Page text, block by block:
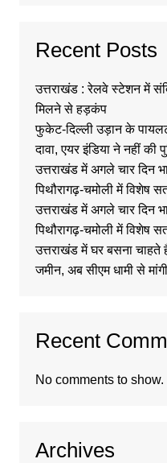
Recent Posts
उत्तराखंड : रेलवे स्टेशन में
मिलने से हड़कंप
फुकेट-दिल्ली उड़ान के
दावा, एयर इंडिया ने नहीं की
उत्तराखंड में अगले चार दिन
पिथौरागढ़-चमोली में विशेष
उत्तराखंड में अगले चार दिन
पिथौरागढ़-चमोली में विशेष
उत्तराखंड में घर बसना
जमीन, अब सीएम धामी से
Recent
No comments to show.
Archives